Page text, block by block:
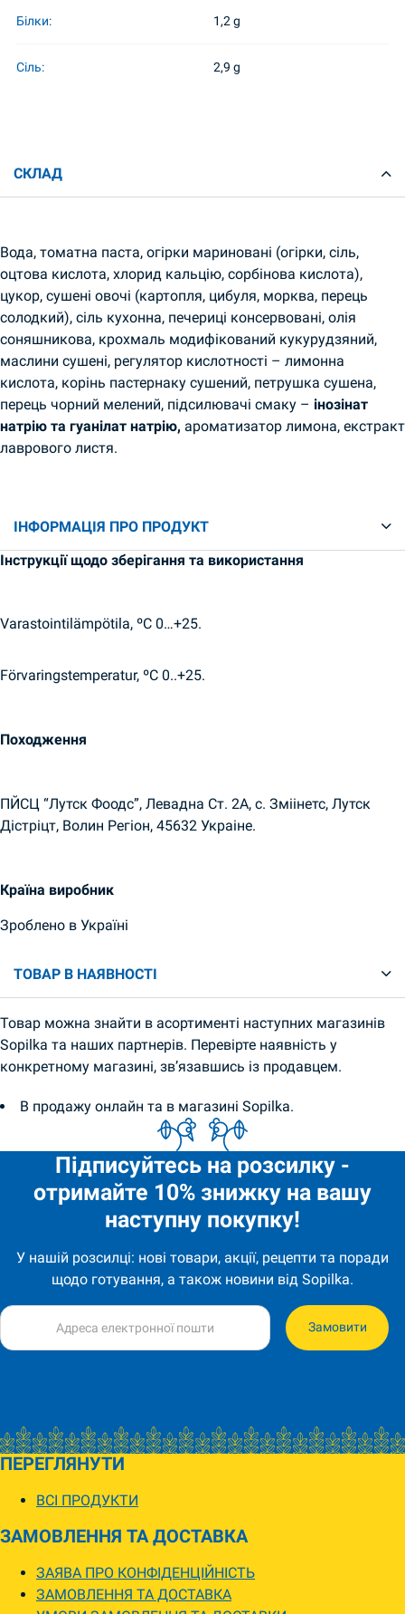
Білки: 1,2 g
Сіль: 2,9 g
СКЛАД
Вода, томатна паста, огірки мариновані (огірки, сіль,
оцтова кислота, хлорид кальцію, сорбінова кислота),
цукор, сушені овочі (картопля, цибуля, морква, перець
солодкий), сіль кухонна, печериці консервовані, олія
соняшникова, крохмаль модифікований кукурудзяний,
маслини сушені, регулятор кислотності – лимонна
кислота, корінь пастернаку сушений, петрушка сушена,
перець чорний мелений, підсилювачі смаку – інозінат
натрію та гуанілат натрію, ароматизатор лимона, екстракт
лаврового листя.
ІНФОРМАЦІЯ ПРО ПРОДУКТ
Інструкції щодо зберігання та використання
Varastointilämpötila, ºC 0…+25.
Förvaringstemperatur, ºC 0..+25.
Походження
ПЙСЦ “Лутск Фоодс”, Левадна Ст. 2А, с. Зміінетс, Лутск
Дістріцт, Волин Регіон, 45632 Украіне.
Країна виробник
Зроблено в Україні
ТОВАР В НАЯВНОСТІ
Товар можна знайти в асортименті наступних магазинів
Sopilka та наших партнерів. Перевірте наявність у
конкретному магазині, зв’язавшись із продавцем.
В продажу онлайн та в магазині Sopilka.
Підписуйтесь на розсилку -
отримайте 10% знижку на вашу
наступну покупку!
У нашій розсилці: нові товари, акції, рецепти та поради
щодо готування, а також новини від Sopilka.
Замовити
ПЕРЕГЛЯНУТИ
ВСІ ПРОДУКТИ
ЗАМОВЛЕННЯ ТА ДОСТАВКА
ЗАЯВА ПРО КОНФІДЕНЦІЙНІСТЬ
ЗАМОВЛЕННЯ ТА ДОСТАВКА